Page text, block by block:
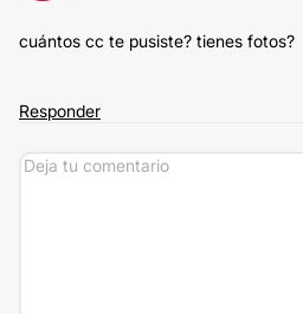
cuántos cc te pusiste? tienes fotos?
Responder